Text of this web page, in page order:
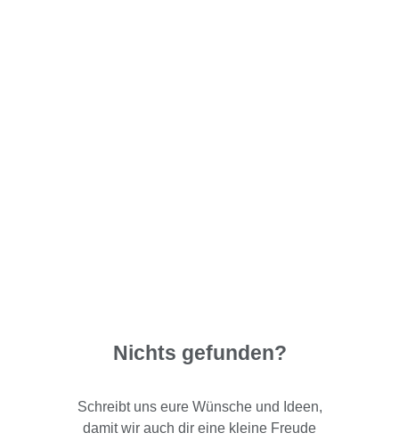
Nichts gefunden?
Schreibt uns eure Wünsche und Ideen,
damit wir auch dir eine kleine Freude